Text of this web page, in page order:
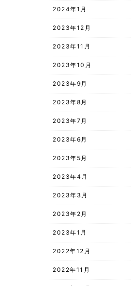
2024年1月
2023年12月
2023年11月
2023年10月
2023年9月
2023年8月
2023年7月
2023年6月
2023年5月
2023年4月
2023年3月
2023年2月
2023年1月
2022年12月
2022年11月